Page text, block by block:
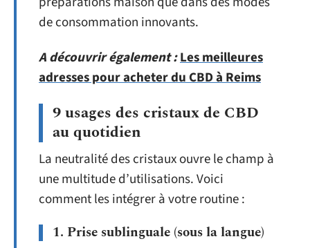
de consommation innovants.
A découvrir également :Les meilleures
adresses pour acheter du CBD à Reims
9 usages des cristaux de CBD
au quotidien
La neutralité des cristaux ouvre le champ à
une multitude d’utilisations. Voici
comment les intégrer à votre routine :
1. Prise sublinguale (sous la langue)